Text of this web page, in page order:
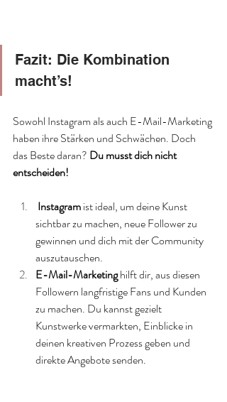
Fazit: Die Kombination
macht’s!
Sowohl Instagram als auch E-Mail-Marketing
haben ihre Stärken und Schwächen. Doch
das Beste daran? Du musst dich nicht
entscheiden!
Instagram ist ideal, um deine Kunst
sichtbar zu machen, neue Follower zu
gewinnen und dich mit der Community
auszutauschen.
E-Mail-Marketing hilft dir, aus diesen
Followern langfristige Fans und Kunden
zu machen. Du kannst gezielt
Kunstwerke vermarkten, Einblicke in
deinen kreativen Prozess geben und
direkte Angebote senden.